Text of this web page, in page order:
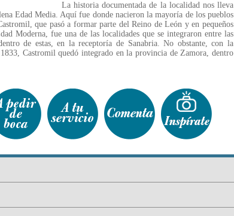
La historia documentada de la localidad nos lleva
Edad Media. Aquí fue donde nacieron la mayoría de los pueblos
que pasó a formar parte del Reino de León y en pequeños
Moderna, fue una de las localidades que se integraron entre las
de estas, en la receptoría de Sanabria. No obstante, con la
Castromil quedó integrado en la provincia de Zamora, dentro